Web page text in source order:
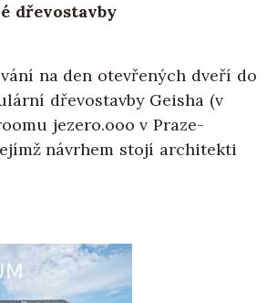
dřevostavby
na den otevřených dveří do
dřevostavby Geisha (v
jezero.ooo v Praze-
návrhem stojí architekti